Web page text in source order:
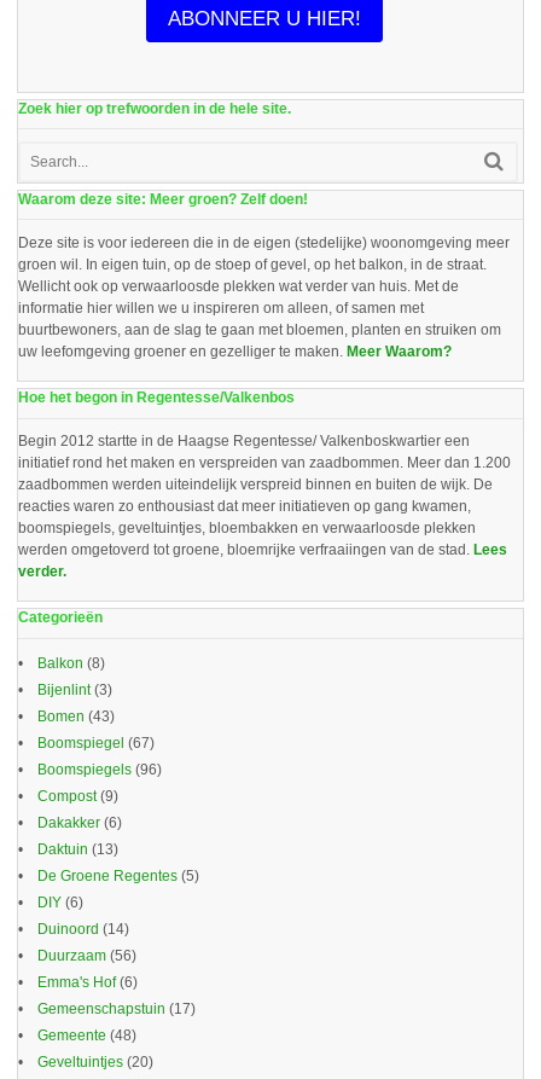
ABONNEER U HIER!
Zoek hier op trefwoorden in de hele site.
Waarom deze site: Meer groen? Zelf doen!
Deze site is voor iedereen die in de eigen (stedelijke) woonomgeving meer
groen wil. In eigen tuin, op de stoep of gevel, op het balkon, in de straat.
Wellicht ook op verwaarloosde plekken wat verder van huis. Met de
informatie hier willen we u inspireren om alleen, of samen met
buurtbewoners, aan de slag te gaan met bloemen, planten en struiken om
uw leefomgeving groener en gezelliger te maken. Meer Waarom?
Hoe het begon in Regentesse/Valkenbos
Begin 2012 startte in de Haagse Regentesse/ Valkenboskwartier een
initiatief rond het maken en verspreiden van zaadbommen. Meer dan 1.200
zaadbommen werden uiteindelijk verspreid binnen en buiten de wijk. De
reacties waren zo enthousiast dat meer initiatieven op gang kwamen,
boomspiegels, geveltuintjes, bloembakken en verwaarloosde plekken
werden omgetoverd tot groene, bloemrijke verfraaiingen van de stad. Lees
verder.
Categorieën
Balkon (8)
Bijenlint(3)
Bomen (43)
Boomspiegel (67)
Boomspiegels (96)
Compost(9)
Dakakker (6)
Daktuin (13)
De Groene Regentes (5)
DIY (6)
Duinoord (14)
Duurzaam (56)
Emma's Hof(6)
Gemeenschapstuin (17)
Gemeente (48)
Geveltuintjes (20)